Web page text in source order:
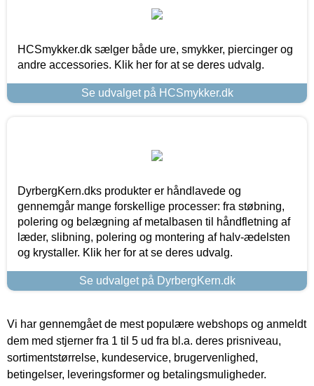
HCSmykker.dk sælger både ure, smykker, piercinger og
andre accessories. Klik her for at se deres udvalg.
Se udvalget på HCSmykker.dk
DyrbergKern.dks produkter er håndlavede og
gennemgår mange forskellige processer: fra støbning,
polering og belægning af metalbasen til håndfletning af
læder, slibning, polering og montering af halv-ædelsten
og krystaller. Klik her for at se deres udvalg.
Se udvalget på DyrbergKern.dk
Vi har gennemgået de mest populære webshops og anmeldt
dem med stjerner fra 1 til 5 ud fra bl.a. deres prisniveau,
sortimentstørrelse, kundeservice, brugervenlighed,
betingelser, leveringsformer og betalingsmuligheder.